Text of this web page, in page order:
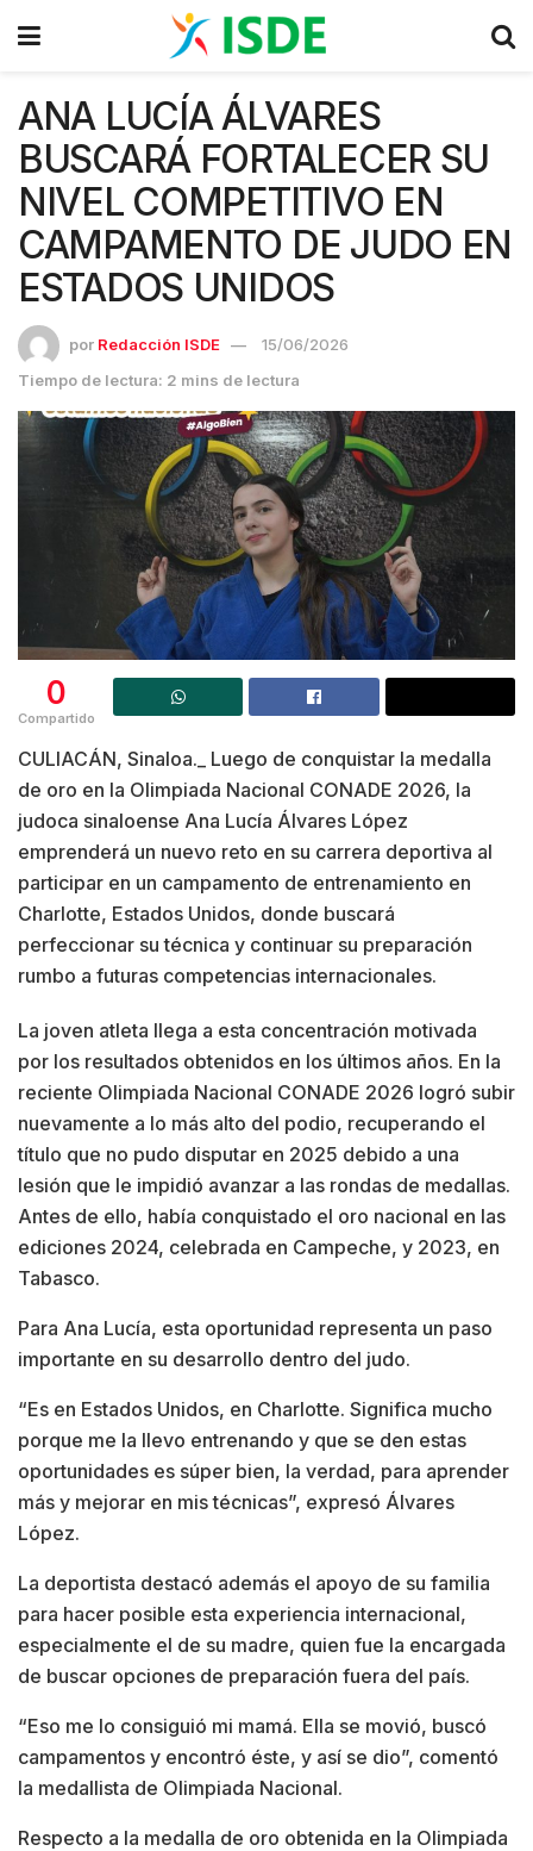
ANA LUCÍA ÁLVARES
BUSCARÁ FORTALECER SU
NIVEL COMPETITIVO EN
CAMPAMENTO DE JUDO EN
ESTADOS UNIDOS
por Redacción ISDE
15/06/2026
Tiempo de lectura: 2 mins de lectura
0
Compartido
CULIACÁN, Sinaloa._ Luego de conquistar la medalla
de oro en la Olimpiada Nacional CONADE 2026, la
judoca sinaloense Ana Lucía Álvares López
emprenderá un nuevo reto en su carrera deportiva al
participar en un campamento de entrenamiento en
Charlotte, Estados Unidos, donde buscará
perfeccionar su técnica y continuar su preparación
rumbo a futuras competencias internacionales.
La joven atleta llega a esta concentración motivada
por los resultados obtenidos en los últimos años. En la
reciente Olimpiada Nacional CONADE 2026 logró subir
nuevamente a lo más alto del podio, recuperando el
título que no pudo disputar en 2025 debido a una
lesión que le impidió avanzar a las rondas de medallas.
Antes de ello, había conquistado el oro nacional en las
ediciones 2024, celebrada en Campeche, y 2023, en
Tabasco.
Para Ana Lucía, esta oportunidad representa un paso
importante en su desarrollo dentro del judo.
“Es en Estados Unidos, en Charlotte. Significa mucho
porque me la llevo entrenando y que se den estas
oportunidades es súper bien, la verdad, para aprender
más y mejorar en mis técnicas”, expresó Álvares
López.
La deportista destacó además el apoyo de su familia
para hacer posible esta experiencia internacional,
especialmente el de su madre, quien fue la encargada
de buscar opciones de preparación fuera del país.
“Eso me lo consiguió mi mamá. Ella se movió, buscó
campamentos y encontró éste, y así se dio”, comentó
la medallista de Olimpiada Nacional.
Respecto a la medalla de oro obtenida en la Olimpiada